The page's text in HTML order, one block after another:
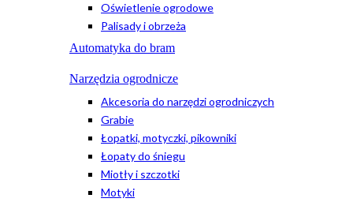
Oświetlenie ogrodowe
Palisady i obrzeża
Automatyka do bram
Narzędzia ogrodnicze
Akcesoria do narzędzi ogrodniczych
Grabie
Łopatki, motyczki, pikowniki
Łopaty do śniegu
Miotły i szczotki
Motyki